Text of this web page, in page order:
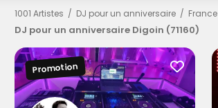
1001 Artistes DJ pour un anniversaire France
DJ pour un anniversaire Digoin (71160)
Promotion